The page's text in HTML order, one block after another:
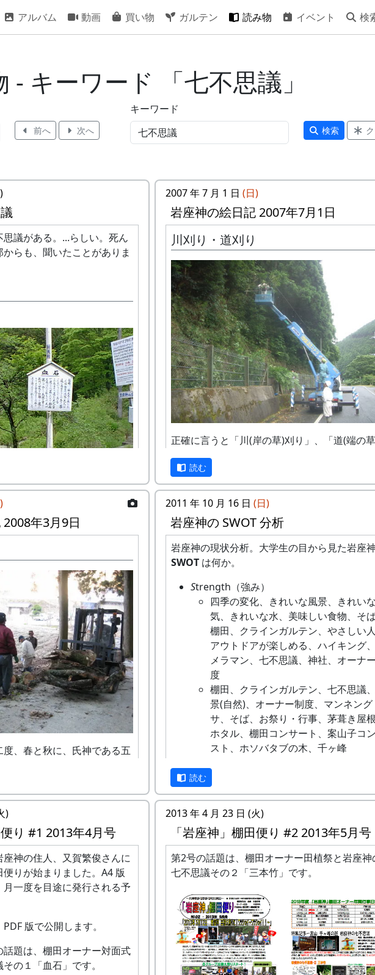
アルバム 動画 買い物 ガルテン 読み物 イベント 検
- キーワード 「七不思議」
前へ 次へ
キーワード
検索
議がある。...らしい。死ん
らも、聞いたことがありま
、渓流に臨んで、上面が平
があり、血石と呼ばれてい
寺が隆盛をきわめていたこ
は死者が出ると、はるか南
の上に置いたところから、血
言われる。また、一説に
いので、この石の上で四肢
ため、その血でこの石が赤く
えられている。
ミ
2007 年 7 月 1 日 (日)
岩座神の絵日記 2007年7月1日
川刈り・道刈り
正確に言うと「川(岸の草)刈り」、「道(端の
り」だ。川や道そのものを刈る訳ではない。
毎年、この時季に行なうのだが、朝早くから夕
まで、結構きつい労働だ。
写真は、岩座神の入り口、七不思議の「血石」
あるあたり。新兵器(「高所作業車」とか呼ぶ
かな)を使って、崖の草を刈っている。
夕方五時ごろから公会堂の横で慰労会。
いつものように、鶏肉のバーベキューとビール
薔薇もどき
読む
年3月9日
、春と秋に、氏神である五
整備するための日が設けら
(みやぶしん)」と呼ばれてい
請である。
御当人(おとうにん、宮当
枝打ちや間伐をしたりする
その方が一般的である。
さんの境内の整備。
ソバタブの大枝を片付けて
、県の天然記念物に指定され
３本あるのだが、いくつか
洞になっていて、強い風が
2011 年 10 月 16 日 (日)
岩座神の SWOT 分析
岩座神の現状分析。大学生の目から見た岩座
SWOT は何か。
Strength（強み）
四季の変化、きれいな風景、きれい
気、きれいな水、美味しい食物、そば
棚田、クラインガルテン、やさしい人
アウトドアが楽しめる、ハイキング
メラマン、七不思議、神社、オーナ
度
棚田、クラインガルテン、七不思議
景(自然)、オーナー制度、マンネング
サ、そば、お祭り・行事、茅葺き屋根
ホタル、棚田コンサート、案山子コ
スト、ホソバタブの木、千ヶ峰
テンの管理不足（ぱっと見た感じの
ージが良くない）、坂道が多い、駐車
無し、病院やスーパーがない、知名度
低い、若者が少ない、出会いが少なそ
う、高齢化、人口減少、トイレやおし
を替える所が分りにくい、特産品の知
度が低い、どんなことが出来るか分ら
い
小学校が遠い、病院がない、若者が少
い、仕事が無い、駐車場がない、バス
本数が少ない、休憩場が少ない、坂
い、高齢化、店が少ない、車が必要、
ラインガルテンの不備、CSRの少なさ
読む
)
便り #1 2013年4月号
神の住人、又賀繁俊さんに
りが始まりました。A4 版
一度を目途に発行される予
版で公開します。
題は、棚田オーナー対面式
の１「血石」です。
2013 年 4 月 23 日 (火)
「岩座神」棚田便り #2 2013年5月号
第2号の話題は、棚田オーナー田植祭と岩座神
七不思議その２「三本竹」です。